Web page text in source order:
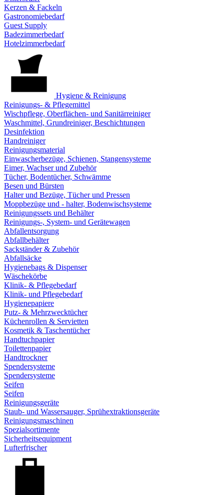
Kerzen & Fackeln
Gastronomiebedarf
Guest Supply
Badezimmerbedarf
Hotelzimmerbedarf
Hygiene & Reinigung
Reinigungs- & Pflegemittel
Wischpflege, Oberflächen- und Sanitärreiniger
Waschmittel, Grundreiniger, Beschichtungen
Desinfektion
Handreiniger
Reinigungsmaterial
Einwascherbezüge, Schienen, Stangensysteme
Eimer, Wachser und Zubehör
Tücher, Bodentücher, Schwämme
Besen und Bürsten
Halter und Bezüge, Tücher und Pressen
Moppbezüge und - halter, Bodenwischsysteme
Reinigungssets und Behälter
Reinigungs-, System- und Gerätewagen
Abfallentsorgung
Abfallbehälter
Sackständer & Zubehör
Abfallsäcke
Hygienebags & Dispenser
Wäschekörbe
Klinik- & Pflegebedarf
Klinik- und Pflegebedarf
Hygienepapiere
Putz- & Mehrzwecktücher
Küchenrollen & Servietten
Kosmetik & Taschentücher
Handtuchpapier
Toilettenpapier
Handtrockner
Spendersysteme
Spendersysteme
Seifen
Seifen
Reinigungsgeräte
Staub- und Wassersauger, Sprühextraktionsgeräte
Reinigungsmaschinen
Spezialsortimente
Sicherheitsequipment
Lufterfrischer